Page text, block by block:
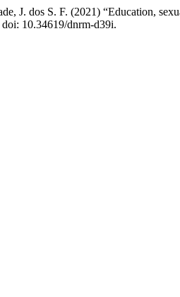
J. dos S. F. (2021) “Education,
10.34619/dnrm-d39i.